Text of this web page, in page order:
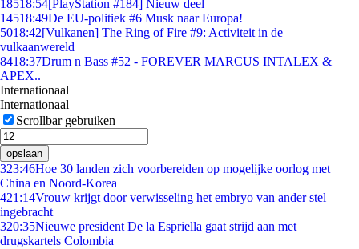
18518:54[PlayStation #184] Nieuw deel
14518:49De EU-politiek #6 Musk naar Europa!
5018:42[Vulkanen] The Ring of Fire #9: Activiteit in de
vulkaanwereld
8418:37Drum n Bass #52 - FOREVER MARCUS INTALEX &
APEX..
Internationaal
Internationaal
Scrollbar gebruiken
opslaan
323:46Hoe 30 landen zich voorbereiden op mogelijke oorlog met
China en Noord-Korea
421:14Vrouw krijgt door verwisseling het embryo van ander stel
ingebracht
320:35Nieuwe president De la Espriella gaat strijd aan met
drugskartels Colombia